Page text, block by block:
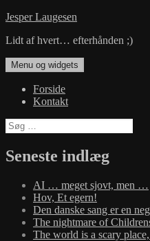
Hop
indhold
Jesper Laugesen
Lidt af hvert… efterhånden ;)
Menu og widgets
Forside
Kontakt
Søg
efter:
Seneste indlæg
AI … meget sjovt, men …
Hov, Et egern!
Den danske sang er en
The nightmare of
The world is a scary